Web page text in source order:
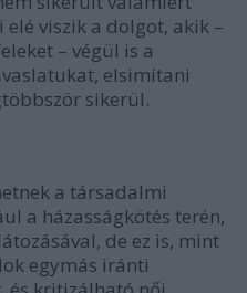
elé viszik a dolgot, akik –
– végül is a
elsimítani
sikerül.
a társadalmi
a házasságkötés terén,
de ez is, mint
egymás iránti